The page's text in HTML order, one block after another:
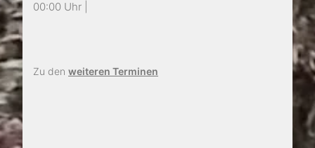
00:00 Uhr |
Zu den weiteren Terminen